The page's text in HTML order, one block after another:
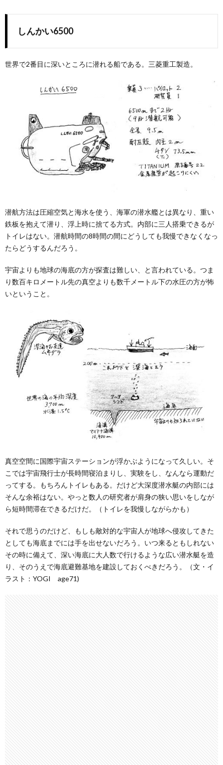
しんかい6500
世界で2番目に深いところに潜れる船である。三菱重工製造。
潜航方法は圧縮空気と海水を使う、海軍の潜水艦とは異なり、重い
鉄板を抱えて潜り、浮上時に捨てる方式。内部に三人搭乗できるが
トイレはない。潜航時間の8時間の間にどうしても我慢できなくなっ
たらどうするんだろう。
宇宙よりも地球の海底の方が探査は難しい、と言われている。つま
り数百キロメートル先の真空よりも数千メートル下の水圧の方が怖
いということ。
真空空間に国際宇宙ステーションが浮かぶようになって久しい。そ
こでは宇宙飛行士が長時間寝泊まりし、実験をし、なんなら運動だ
ってする。もちろんトイレもある。だけど大深度潜水艇の内部には
そんな余裕はない。やっと数人の研究者が肩身の狭い思いをしなが
ら短時間滞在できるだけだ。（トイレを我慢しながらかも）
それで思うのだけど、もしも敵対的な宇宙人が地球へ侵攻してきた
としても海底までには手を出せないだろう。いつ来るともしれない
その時に備えて、深い海底に大人数で行けるような広い潜水艇を造
り、そのうえで海底避難基地を建設しておくべきだろう。（文・イ
ラスト：YOGI age71)